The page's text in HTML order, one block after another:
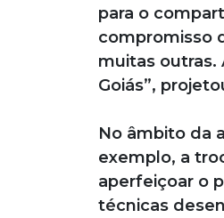
para o
compromisso
muitas outras.
Goiás”,
No âmbito da
exemplo, a
aperfeiçoar o
técnicas